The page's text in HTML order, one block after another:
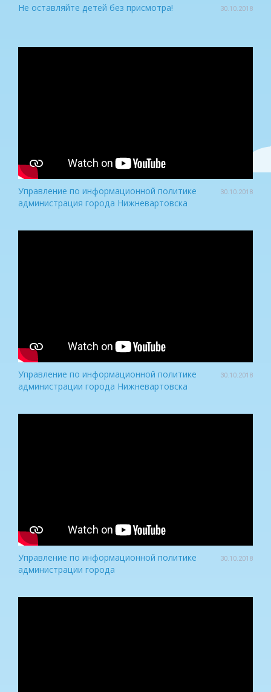
Не оставляйте детей без присмотра! 30.10.2018
Управление по информационной политике
администрация города Нижневартовска
30.10.2018
Управление по информационной политике
администрации города Нижневартовска
30.10.2018
Управление по информационной политике
администрации города
30.10.2018